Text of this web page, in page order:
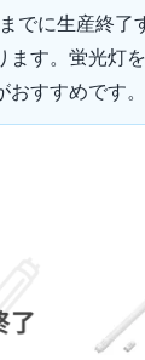
でに生産終了
す。蛍光灯
すすめです。